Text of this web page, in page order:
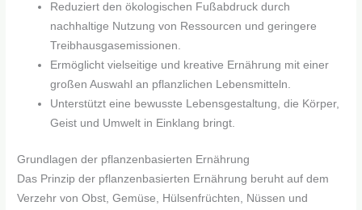
Reduziert den ökologischen Fußabdruck durch
nachhaltige Nutzung von Ressourcen und geringere
Treibhausgasemissionen.
Ermöglicht vielseitige und kreative Ernährung mit einer
großen Auswahl an pflanzlichen Lebensmitteln.
Unterstützt eine bewusste Lebensgestaltung, die Körper,
Geist und Umwelt in Einklang bringt.
Grundlagen der pflanzenbasierten Ernährung
Das Prinzip der pflanzenbasierten Ernährung beruht auf dem
Verzehr von Obst, Gemüse, Hülsenfrüchten, Nüssen und